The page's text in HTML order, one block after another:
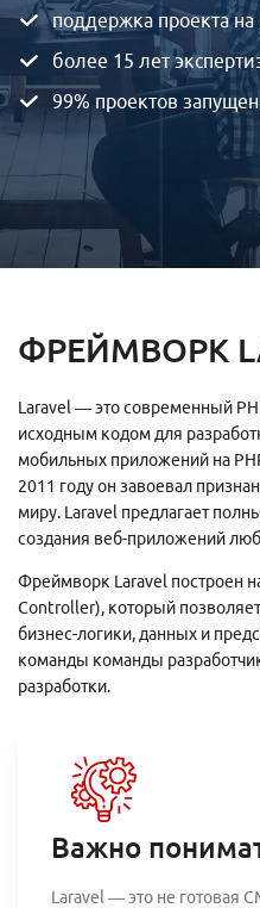
поддержка проекта на
более 15 лет
99% проектов
ФРЕЙМВОРК
Laravel — это современный
исходным кодом для
мобильных приложений на
2011 году он завоевал
миру. Laravel предлагает
создания веб-приложений
Фреймворк Laravel построен
Controller), который
бизнес-логики, данных и
команды команды
разработки.
Важно
Laravel — это не готовая